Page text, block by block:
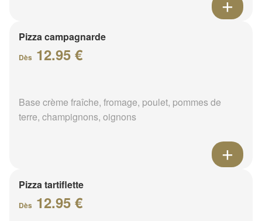
Pizza campagnarde
Dès 12.95 €
Base crème fraîche, fromage, poulet, pommes de
terre, champignons, oignons
Pizza tartiflette
Dès 12.95 €